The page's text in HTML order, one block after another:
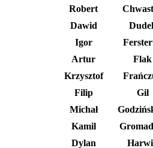
Robert
Dawid
Igor
Artur
Flak
Krzysztof
Filip
Gil
Michał
Kamil
Dylan